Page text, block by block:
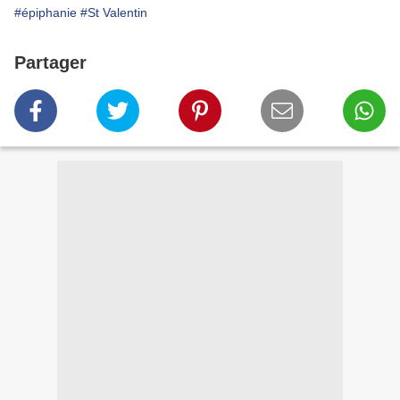
#épiphanie #St Valentin
Partager